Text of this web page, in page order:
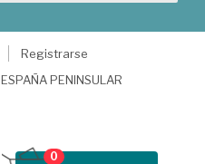
Registrarse
ESPAÑA PENINSULAR
0